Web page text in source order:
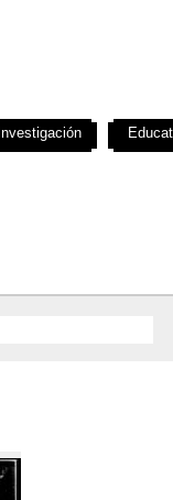
Investigación